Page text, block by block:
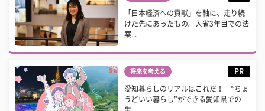
「日本経済への貢献」を軸に、走り続
けた先にあったもの。入省3年目での法
案...
将来を考える PR
愛知暮らしのリアルはこれだ！ “ちょ
うどいい暮らし”ができる愛知県での